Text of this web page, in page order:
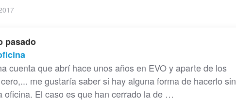
pasado
cuenta que abrí hace unos años en EVO y aparte de los
me gustaría saber si hay alguna forma de hacerlo sin
oficina. El caso es que han cerrado la de …